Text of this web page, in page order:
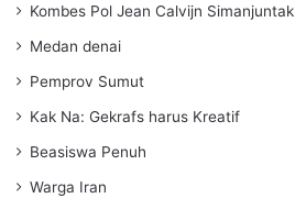
Kombes Pol Jean Calvijn Simanjuntak
Medan denai
Pemprov Sumut
Kak Na: Gekrafs harus Kreatif
Beasiswa Penuh
Warga Iran